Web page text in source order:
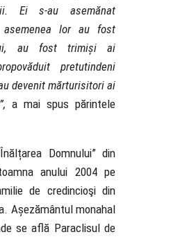
Ei s-au asemănat
lor au fost
au fost trimiși ai
pretutindeni
devenit mărturisitori ai
a mai spus părintele
Domnului” din
anului 2004 pe
de credincioşi din
Așezământul monahal
se află Paraclisul de